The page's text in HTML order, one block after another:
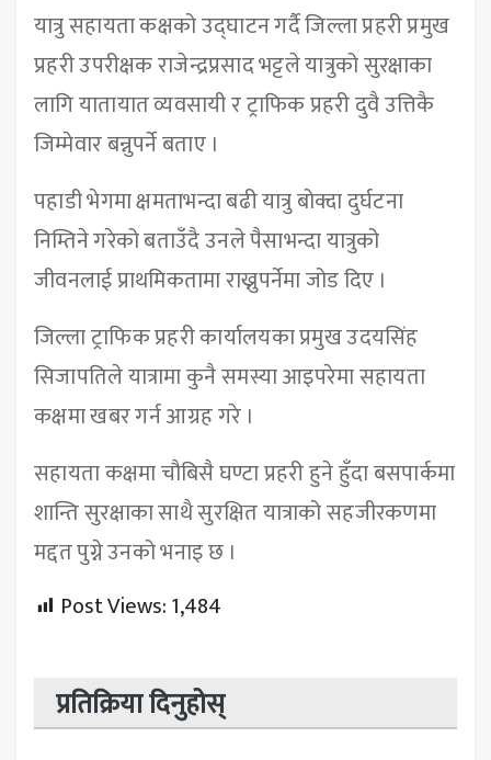
यात्रु सहायता कक्षको उद्घाटन गर्दै जिल्ला प्रहरी प्रमुख
प्रहरी उपरीक्षक राजेन्द्रप्रसाद भट्टले यात्रुको सुरक्षाका
लागि यातायात व्यवसायी र ट्राफिक प्रहरी दुवै उत्तिकै
जिम्मेवार बन्नुपर्ने बताए ।
पहाडी भेगमा क्षमताभन्दा बढी यात्रु बोक्दा दुर्घटना
निम्तिने गरेको बताउँदै उनले पैसाभन्दा यात्रुको
जीवनलाई प्राथमिकतामा राख्नुपर्नेमा जोड दिए ।
जिल्ला ट्राफिक प्रहरी कार्यालयका प्रमुख उदयसिंह
सिजापतिले यात्रामा कुनै समस्या आइपरेमा सहायता
कक्षमा खबर गर्न आग्रह गरे ।
सहायता कक्षमा चौबिसै घण्टा प्रहरी हुने हुँदा बसपार्कमा
शान्ति सुरक्षाका साथै सुरक्षित यात्राको सहजीरकणमा
मद्दत पुग्ने उनको भनाइ छ ।
Post Views:1,484
प्रतिक्रिया दिनुहोस्